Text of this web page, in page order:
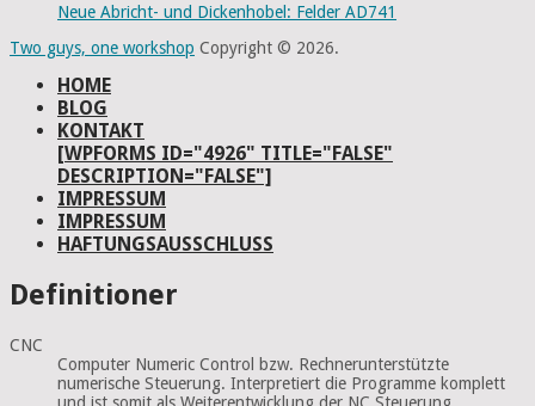
Neue Abricht- und Dickenhobel: Felder AD741
Two guys, one workshop Copyright © 2026.
HOME
BLOG
KONTAKT
[WPFORMS ID="4926" TITLE="FALSE"
DESCRIPTION="FALSE"]
IMPRESSUM
IMPRESSUM
HAFTUNGSAUSSCHLUSS
Definitioner
CNC
Computer Numeric Control bzw. Rechnerunterstützte
numerische Steuerung. Interpretiert die Programme komplett